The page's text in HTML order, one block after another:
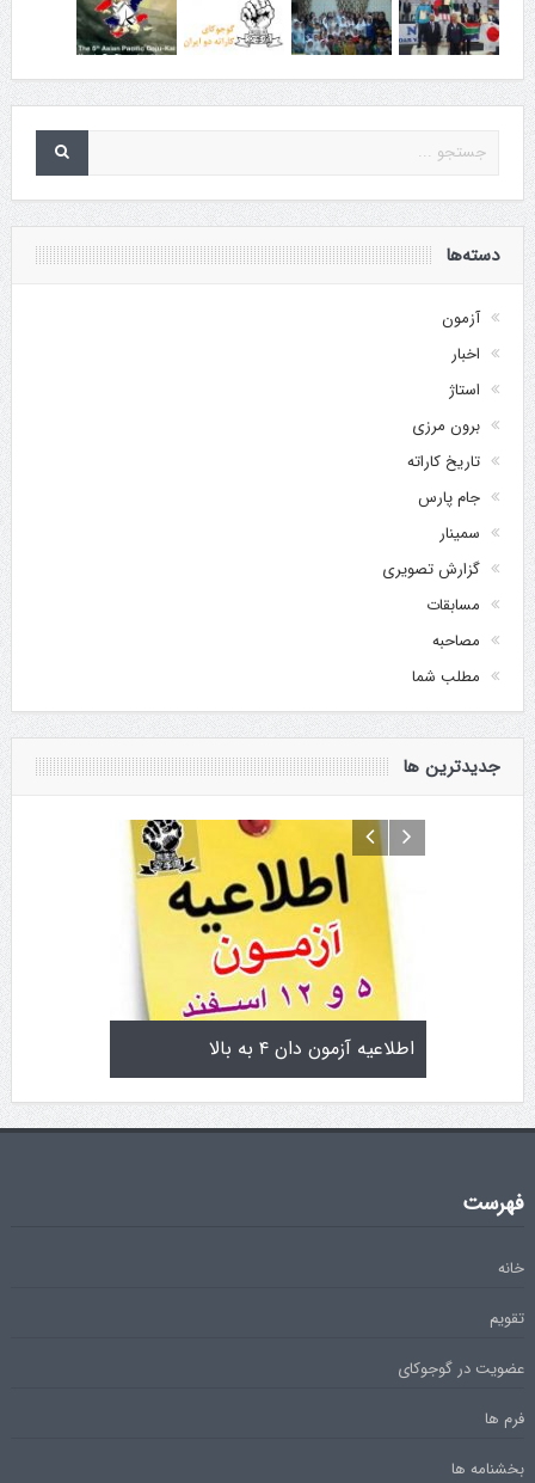
دسته‌ها
آزمون
اخبار
استاژ
برون مرزی
تاریخ کاراته
جام پارس
سمینار
گزارش تصویری
مسابقات
مصاحبه
مطلب شما
جدیدترین ها
اطلاعیه آزمون دان ۴ تولد کایچو سن سی گوگن یاماگوچی
فهرست
خانه
تقویم
عضویت در گوجوکای
فرم ها
بخشنامه ها